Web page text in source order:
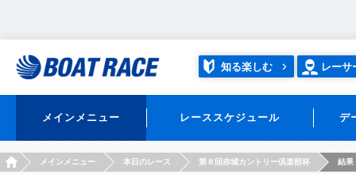
知る楽しむ レーサ
メインメニュー レーススケジュール デ
HOMEメインメニュー 本日のレース 第８回赤城カントリー倶楽部杯 結果